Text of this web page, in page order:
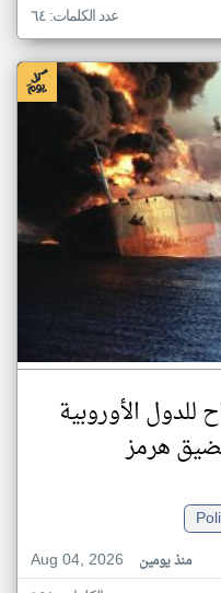
عدد الكلمات: ٦٤
للدول الأوروبية
هرمز
Aug 04, 2026
منذ يومين